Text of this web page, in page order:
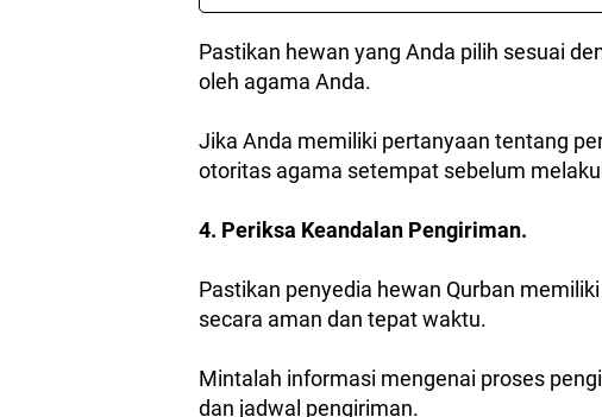
Pastikan hewan yang Anda pilih sesuai
oleh agama Anda.
Jika Anda memiliki pertanyaan tentang
otoritas agama setempat sebelum
4. Periksa Keandalan Pengiriman.
Pastikan penyedia hewan Qurban
secara aman dan tepat waktu.
Mintalah informasi mengenai proses
dan jadwal pengiriman.